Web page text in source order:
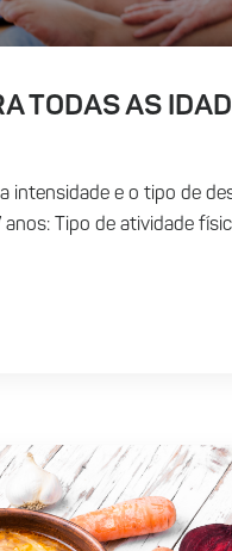
TODAS AS
intensidade e o tipo de
anos: Tipo de atividade